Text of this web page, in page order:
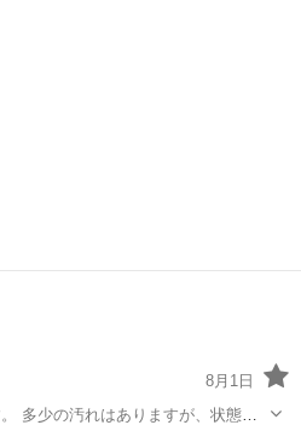
8月1日
多少の汚れはありますが、状態は